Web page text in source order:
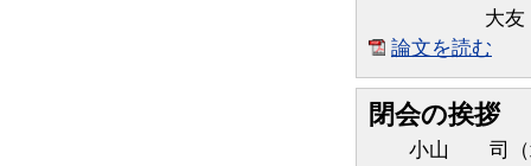
大
論文を読む
閉会の挨拶
小山 司（北